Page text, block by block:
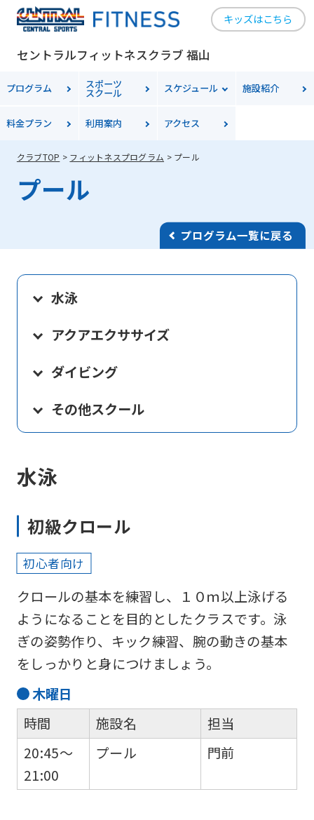
キッズはこちら
セントラルフィットネスクラブ 福山
プログラム スポーツ
スクール スケジュール 施設紹介
料金プラン 利用案内 アクセス
クラブTOP フィットネスプログラム プール
プール
プログラム一覧に戻る
水泳
アクアエクササイズ
ダイビング
その他スクール
水泳
初級クロール
初心者向け
クロールの基本を練習し、１０ｍ以上泳げる
ようになることを目的としたクラスです。泳
ぎの姿勢作り、キック練習、腕の動きの基本
をしっかりと身につけましょう。
木曜日
時間
20:45～
21:00
施設名
プール
担当
門前